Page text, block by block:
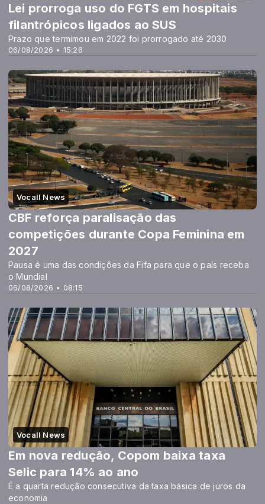
06/08/2026 • 15:26
Lei prorroga uso do FGTS em hospitais
filantrópicos ligados ao SUS
Prazo que termimou em 2022 foi prorrogado até 2030
Vocall News
06/08/2026 • 08:15
CBF reforça paralisação das
competições durante Copa Feminina em
2027
Pausa é uma das condições da Fifa para que o país receba
o Mundial
Vocall News
Em nova redução, Copom baixa taxa
Selic para 14% ao ano
É a quarta redução consecutiva da taxa básica de juros da
economia